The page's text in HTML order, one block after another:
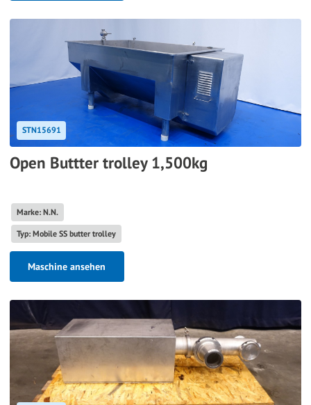
STN15691
Open Buttter trolley 1,500kg
Marke: N.N.
Typ: Mobile SS butter trolley
Maschine ansehen